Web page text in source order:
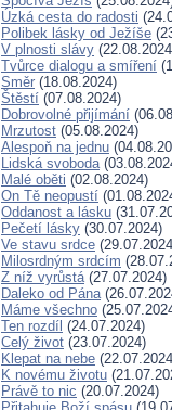
Úzká cesta do radosti
Polibek lásky od Ježíše
V plnosti slávy
Tvůrce dialogu a smíření
Směr (18.08.2024)
Štěstí (07.08.2024)
Dobrovolné přijímání
Mrzutost (05.08.2024)
Alespoň na jednu
Lidská svoboda
Malé oběti (02.08.2024)
On Tě neopustí
Oddanost a lásku
Pečetí lásky (30.07.2024)
Ve stavu srdce
Milosrdným srdcím
Z níž vyrůstá(27.07.2024)
Daleko od Pána
Máme všechno
Ten rozdíl (24.07.2024)
Celý život (23.07.2024)
Klepat na nebe
K novému životu
Právě to nic (20.07.2024)